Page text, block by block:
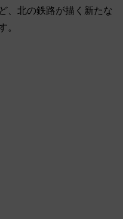
、北の鉄路が描く新たな
。